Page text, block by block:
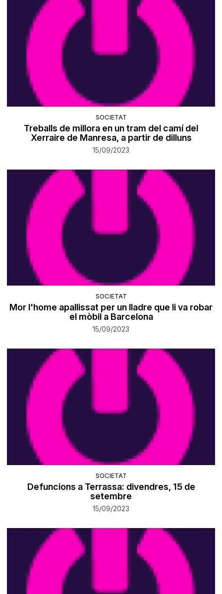
SOCIETAT
Treballs de millora en un tram del camí del
Xerraire de Manresa, a partir de dilluns
15/09/2023
SOCIETAT
Mor l'home apallissat per un lladre que li va robar
el mòbil a Barcelona
15/09/2023
SOCIETAT
Defuncions a Terrassa: divendres, 15 de
setembre
15/09/2023